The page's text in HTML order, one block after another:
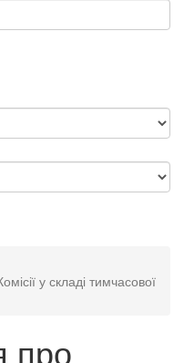
у складі тимчасової
про